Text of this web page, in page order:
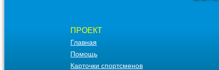
ПРОЕКТ
Главная
Помощь
Карточки спортсменов